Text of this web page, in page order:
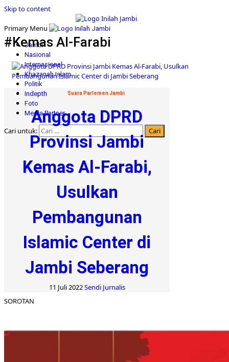
Skip to content
Primary Menu
Jambi
Nasional
Internasional
Khazanah Islam
Politik
Indepth
Foto
Media Partner
Cari untuk:
#Kemas Al-Farabi
Suara Parlemen Jambi
Anggota DPRD
Provinsi Jambi
Kemas Al-Farabi,
Usulkan
Pembangunan
Islamic Center di
Jambi Seberang
11 Juli 2022Sendi Jurnalis
SOROTAN